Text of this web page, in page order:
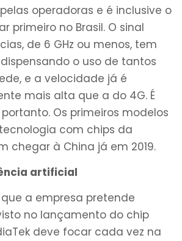
operadoras e é inclusive o
primeiro no Brasil. O sinal
de 6 GHz ou menos, tem
o uso de tantos
e a velocidade já é
mais alta que a do 4G. É
Os primeiros modelos
com chips da
chegar à China já em 2019.
artificial
que a empresa pretende
no lançamento do chip
deve focar cada vez na